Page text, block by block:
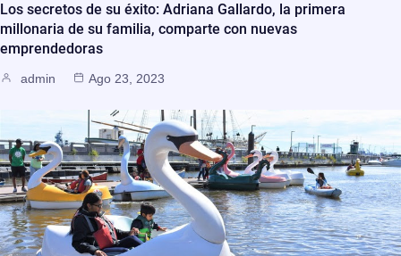
Los secretos de su éxito: Adriana Gallardo, la primera
millonaria de su familia, comparte con nuevas
emprendedoras
admin Ago 23, 2023